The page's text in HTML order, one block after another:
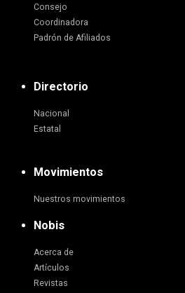
Consejo
Coordinadora
Padrón de Afiliados
Directorio
Nacional
Estatal
Movimientos
Nuestros movimientos
Nobis
Acerca de
Artículos
Revistas